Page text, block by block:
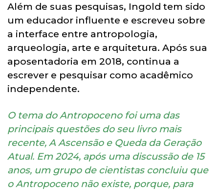
Além de suas pesquisas, Ingold tem sido
um educador influente e escreveu sobre
a interface entre antropologia,
arqueologia, arte e arquitetura. Após sua
aposentadoria em 2018, continua a
escrever e pesquisar como acadêmico
independente.
O tema do Antropoceno foi uma das
principais questões do seu livro mais
recente, A Ascensão e Queda da Geração
Atual. Em 2024, após uma discussão de 15
anos, um grupo de cientistas concluiu que
o Antropoceno não existe, porque, para